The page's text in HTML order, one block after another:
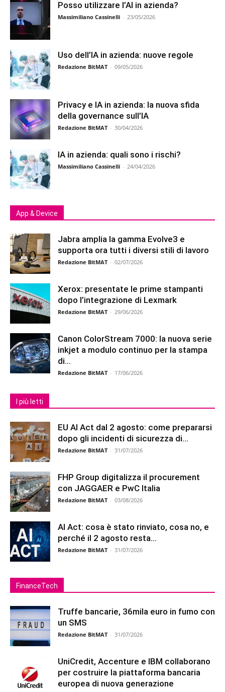
Posso utilizzare l’AI in azienda?
Massimiliano Cassinelli - 23/05/2026
Uso dell’IA in azienda: nuove regole
Redazione BitMAT - 09/05/2026
Privacy e IA in azienda: la nuova sfida
della governance sull’IA
Redazione BitMAT - 30/04/2026
IA in azienda: quali sono i rischi?
Massimiliano Cassinelli - 24/04/2026
App & Device
Jabra amplia la gamma Evolve3 e
supporta ora tutti i diversi stili di lavoro
Redazione BitMAT - 02/07/2026
Xerox: presentate le prime stampanti
dopo l’integrazione di Lexmark
Redazione BitMAT - 29/06/2026
Canon ColorStream 7000: la nuova serie
inkjet a modulo continuo per la stampa
di...
Redazione BitMAT - 17/06/2026
I più letti
EU AI Act dal 2 agosto: come prepararsi
dopo gli incidenti di sicurezza di...
Redazione BitMAT - 31/07/2026
FHP Group digitalizza il procurement
con JAGGAER e PwC Italia
Redazione BitMAT - 03/08/2026
AI Act: cosa è stato rinviato, cosa no, e
perché il 2 agosto resta...
Redazione BitMAT - 31/07/2026
FinanceTech
Truffe bancarie, 36mila euro in fumo con
un SMS
Redazione BitMAT - 31/07/2026
UniCredit, Accenture e IBM collaborano
per costruire la piattaforma bancaria
europea di nuova generazione